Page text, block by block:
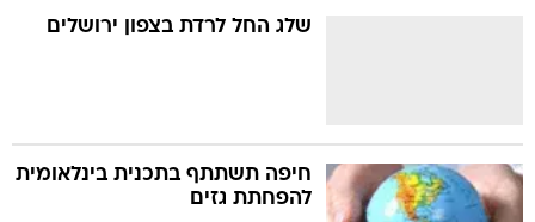
שלג החל לרדת בצפון ירושלים
חיפה תשתתף בתכנית בינלאומית
להפחתת גזים